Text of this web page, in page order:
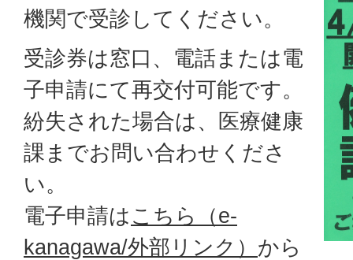
機関で受診してください。
受診券は窓口、電話または電
子申請にて再交付可能です。
紛失された場合は、医療健康
課までお問い合わせくださ
い。
電子申請はこちら（e-
kanagawa/外部リンク） から